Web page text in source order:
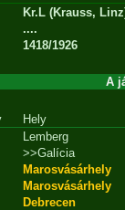
Kr.L (Krauss,
....
1418/1926
A
Hely
Lemberg
>>Galícia
Marosvásárhely
Marosvásárhely
Debrecen